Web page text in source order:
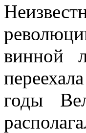
винной
годы